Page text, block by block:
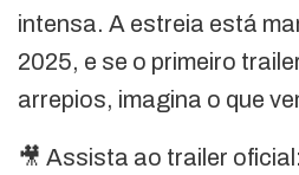
intensa. A estreia está
2025, e se o primeiro
arrepios, imagina o que
🎥 Assista ao trailer oficial: